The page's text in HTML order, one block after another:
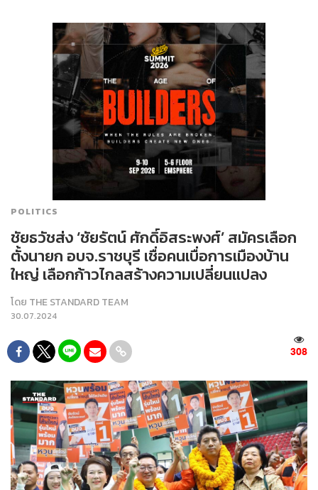
POLITICS
ชัยธวัชส่ง ‘ชัยรัตน์ ศักดิ์อิสระพงศ์’ สมัครเลือก
ตั้งนายก อบจ.ราชบุรี เชื่อคนเบื่อการเมืองบ้าน
ใหญ่ เลือกก้าวไกลสร้างความเปลี่ยนแปลง
โดย THE STANDARD TEAM
30.07.2024
308